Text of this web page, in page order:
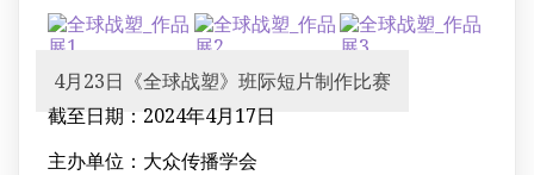
4月23日《全球战塑》班际短片制作比赛
截至日期：2024年4月17日
主办单位：大众传播学会